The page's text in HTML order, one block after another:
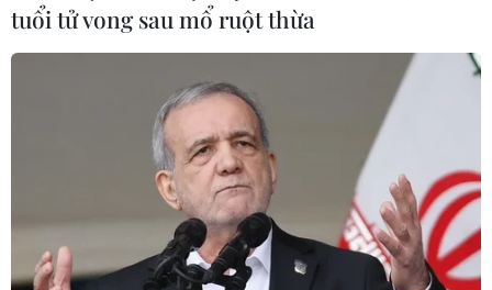
#Sinh viên Việt Nam
#Phát triển công nghiệp
#Công nghệ AI Australia
Theo dõi VietnamPlus
tuổi tử vong sau mổ ruột thừa